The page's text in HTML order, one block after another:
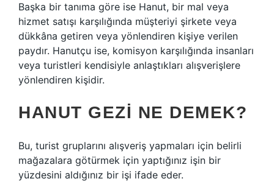
Başka bir tanıma göre ise Hanut, bir mal veya
hizmet satışı karşılığında müşteriyi şirkete veya
dükkâna getiren veya yönlendiren kişiye verilen
paydır. Hanutçu ise, komisyon karşılığında insanları
veya turistleri kendisiyle anlaştıkları alışverişlere
yönlendiren kişidir.
HANUT GEZI NE DEMEK?
Bu, turist gruplarını alışveriş yapmaları için belirli
mağazalara götürmek için yaptığınız işin bir
yüzdesini aldığınız bir işi ifade eder.